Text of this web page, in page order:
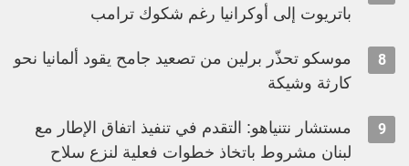
باتريوت إلى أوكرانيا رغم شكوك ترامب
8
موسكو تحذّر برلين من تصعيد جامح يقود ألمانيا نحو
كارثة وشيكة
9
مستشار نتنياهو: التقدم في تنفيذ اتفاق الإطار مع
لبنان مشروط باتخاذ خطوات فعلية لنزع سلاح